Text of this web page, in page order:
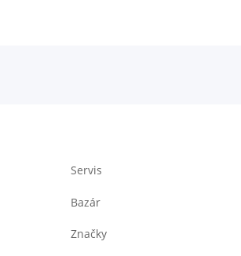
Servis
Bazár
Značky